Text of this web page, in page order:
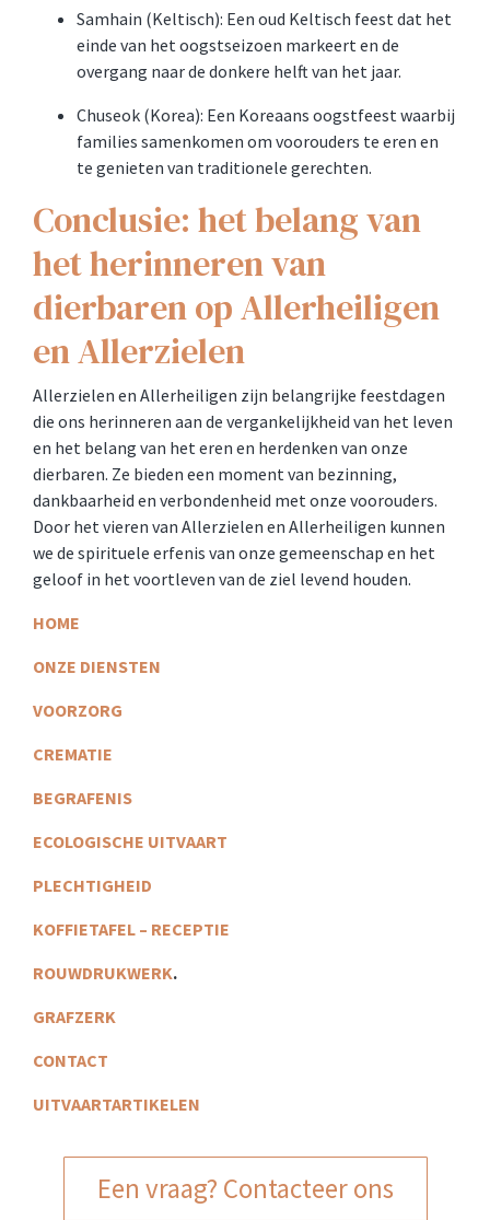
Samhain (Keltisch): Een oud Keltisch feest dat het
einde van het oogstseizoen markeert en de
overgang naar de donkere helft van het jaar.
Chuseok (Korea): Een Koreaans oogstfeest waarbij
families samenkomen om voorouders te eren en
te genieten van traditionele gerechten.
Conclusie: het belang van
het herinneren van
dierbaren op Allerheiligen
en Allerzielen
Allerzielen en Allerheiligen zijn belangrijke feestdagen
die ons herinneren aan de vergankelijkheid van het leven
en het belang van het eren en herdenken van onze
dierbaren. Ze bieden een moment van bezinning,
dankbaarheid en verbondenheid met onze voorouders.
Door het vieren van Allerzielen en Allerheiligen kunnen
we de spirituele erfenis van onze gemeenschap en het
geloof in het voortleven van de ziel levend houden.
HOME
ONZE DIENSTEN
VOORZORG
CREMATIE
BEGRAFENIS
ECOLOGISCHE UITVAART
PLECHTIGHEID
KOFFIETAFEL – RECEPTIE
ROUWDRUKWERK.
GRAFZERK
CONTACT
UITVAARTARTIKELEN
Een vraag? Contacteer ons